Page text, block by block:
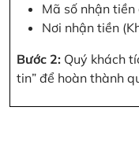
Mã số nhận
Nơi nhận tiền
Bước 2: Quý khách
tin” để hoàn thành